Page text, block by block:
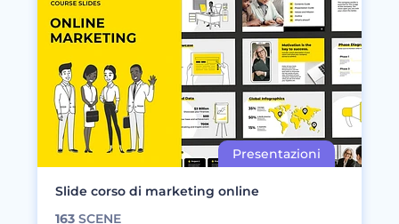
Slide corso di marketing online
163 SCENE